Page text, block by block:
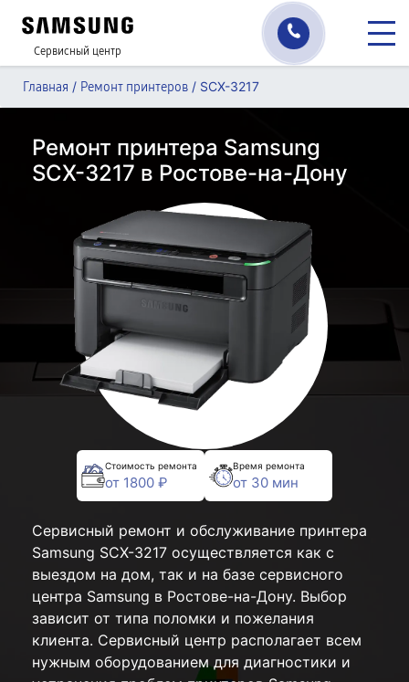
Сервисный центр
Главная / Ремонт принтеров / SCX-3217
Ремонт принтера Samsung
SCX-3217 в Ростове-на-Дону
Стоимость ремонта
от 1800 ₽
Время ремонта
от 30 мин
Сервисный ремонт и обслуживание принтера
Samsung SCX-3217 осуществляется как с
выездом на дом, так и на базе сервисного
центра Samsung в Ростове-на-Дону. Выбор
зависит от типа поломки и пожелания
клиента. Сервисный центр располагает всем
нужным оборудованием для диагностики и